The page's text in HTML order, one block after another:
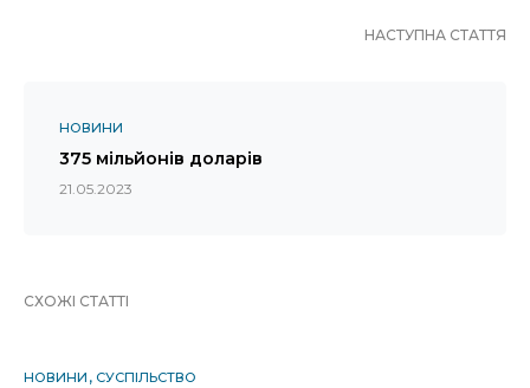
НАСТУПНА СТАТТЯ
НОВИНИ
375 мільйонів доларів
21.05.2023
СХОЖІ СТАТТІ
НОВИНИ СУСПІЛЬСТВО